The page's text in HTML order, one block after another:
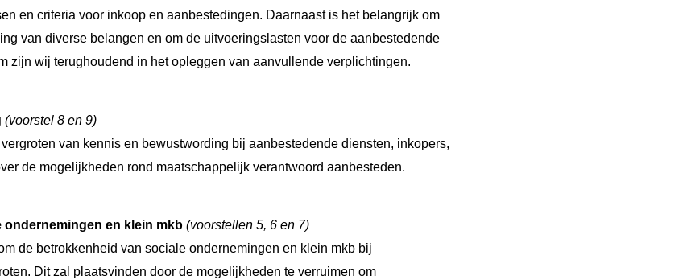
en criteria voor inkoop en aanbestedingen. Daarnaast is het belangrijk om
van diverse belangen en om de uitvoeringslasten voor de aanbestedende
zijn wij terughoudend in het opleggen van aanvullende verplichtingen.
(voorstel 8 en 9)
van kennis en bewustwording bij aanbestedende diensten, inkopers,
de mogelijkheden rond maatschappelijk verantwoord aanbesteden.
ondernemingen en klein mkb (voorstellen 5, 6 en 7)
de betrokkenheid van sociale ondernemingen en klein mkb bij
Dit zal plaatsvinden door de mogelijkheden te verruimen om